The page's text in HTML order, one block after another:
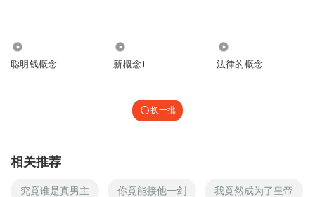
聪明钱概念 新概念1 法律的概念
换一批
相关推荐
究竟谁是真男主 你竟能接他一剑 我竟然成为了皇帝